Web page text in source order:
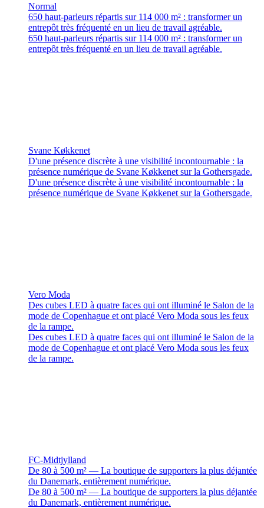
Normal
650 haut-parleurs répartis sur 114 000 m² : transformer un
entrepôt très fréquenté en un lieu de travail agréable.
650 haut-parleurs répartis sur 114 000 m² : transformer un
entrepôt très fréquenté en un lieu de travail agréable.
Svane Køkkenet
D'une présence discrète à une visibilité incontournable : la
présence numérique de Svane Køkkenet sur la Gothersgade.
D'une présence discrète à une visibilité incontournable : la
présence numérique de Svane Køkkenet sur la Gothersgade.
Vero Moda
Des cubes LED à quatre faces qui ont illuminé le Salon de la
mode de Copenhague et ont placé Vero Moda sous les feux
de la rampe.
Des cubes LED à quatre faces qui ont illuminé le Salon de la
mode de Copenhague et ont placé Vero Moda sous les feux
de la rampe.
FC-Midtjylland
De 80 à 500 m² — La boutique de supporters la plus déjantée
du Danemark, entièrement numérique.
De 80 à 500 m² — La boutique de supporters la plus déjantée
du Danemark, entièrement numérique.